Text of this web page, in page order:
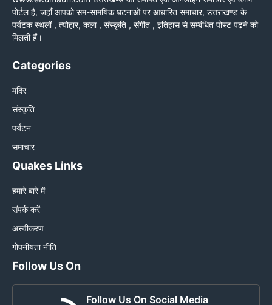
पोर्टल है, जहाँ आपको सम-सामयिक घटनाओं पर आधारित समाचार, उत्तराखण्ड के
पर्यटक स्थलों , त्योहार, कला , संस्कृति , संगीत , इतिहास से सम्बंधित पोस्ट पढ़ने को
मिलती हैं।
Categories
मंदिर
संस्कृति
पर्यटन
समाचार
Quakes Links
हमारे बारे में
संपर्क करें
अस्वीकरण
गोपनीयता नीति
Follow Us On
Follow Us On Social Media